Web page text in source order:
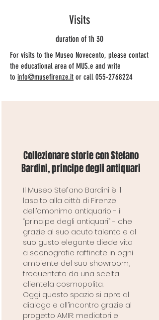
Visits
duration of 1h 30
For visits to the Museo Novecento, please contact
the educational area of MUS.e and write
to info@musefirenze.it or call 055-2768224
Collezionare storie con Stefano
Bardini, principe degli antiquari
Il Museo Stefano Bardini è il
lascito alla città di Firenze
dell’omonimo antiquario - il
“principe degli antiquari” - che
grazie al suo acuto talento e al
suo gusto elegante diede vita
a scenografie raffinate in ogni
ambiente del suo showroom,
frequentato da una scelta
clientela cosmopolita.
Oggi questo spazio si apre al
dialogo e all’incontro grazie al
progetto AMIR: mediatori e